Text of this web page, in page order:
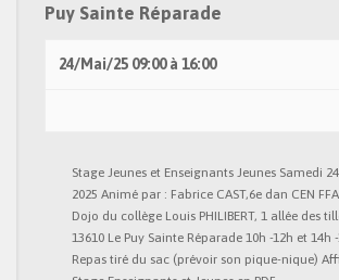
Puy Sainte Réparade
24/Mai/25 09:00à 16:00
Stage Jeunes et Enseignants Jeunes Samedi
2025 Animé par : Fabrice CAST,6e dan CEN
Dojo du collège Louis PHILIBERT, 1 allée des
13610 Le Puy Sainte Réparade 10h -12h et 14h
Repas tiré du sac (prévoir son pique-nique)